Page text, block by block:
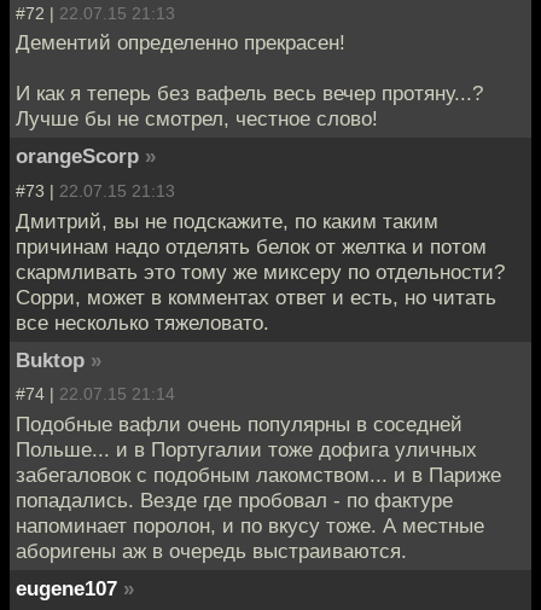
#72 | 22.07.15 21:13
Дементий определенно прекрасен!
И как я теперь без вафель весь вечер протяну...?
Лучше бы не смотрел, честное слово!
orangeScorp »
#73 | 22.07.15 21:13
Дмитрий, вы не подскажите, по каким таким
причинам надо отделять белок от желтка и потом
скармливать это тому же миксеру по отдельности?
Сорри, может в комментах ответ и есть, но читать
все несколько тяжеловато.
Buktop »
#74 | 22.07.15 21:14
Подобные вафли очень популярны в соседней
Польше... и в Португалии тоже дофига уличных
забегаловок с подобным лакомством... и в Париже
попадались. Везде где пробовал - по фактуре
напоминает поролон, и по вкусу тоже. А местные
аборигены аж в очередь выстраиваются.
eugene107 »